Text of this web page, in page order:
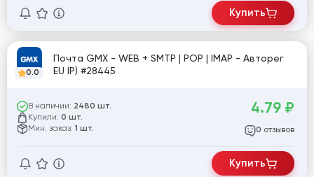
Купить
0.0
Почта GMX - WEB + SMTP | POP | IMAP - Авторег
EU IP) #28445
В наличии: 2480 шт.
Купили: 0 шт.
Мин. заказ: 1 шт.
4.79 ₽
0 отзывов
Купить